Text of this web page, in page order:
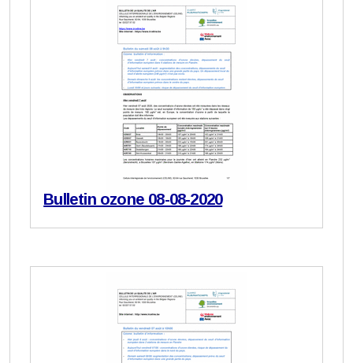
Bulletin ozone 08-08-2020